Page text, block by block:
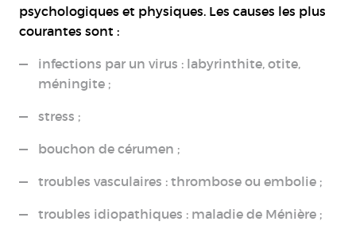
psychologiques et physiques. Les causes les plus
courantes sont :
infections par un virus : labyrinthite, otite,
méningite ;
stress ;
bouchon de cérumen ;
troubles vasculaires : thrombose ou embolie ;
troubles idiopathiques : maladie de Ménière ;